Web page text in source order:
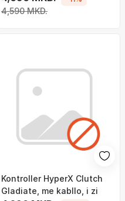
4,590 MKD.
Kontroller HyperX Clutch
Gladiate, me kabllo, i zi